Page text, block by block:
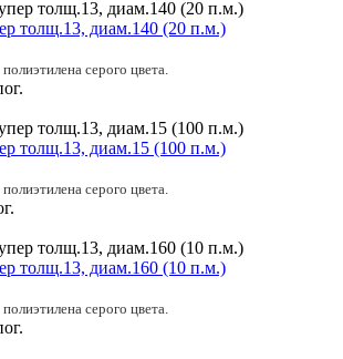
толщ.13, диам.140 (20 п.м.)
серого цвета.
толщ.13, диам.15 (100 п.м.)
серого цвета.
толщ.13, диам.160 (10 п.м.)
серого цвета.